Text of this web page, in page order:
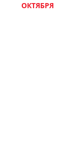
ОКТЯБРЯ